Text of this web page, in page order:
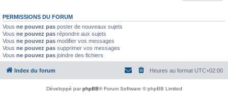
PERMISSIONS DU FORUM
Vous ne pouvez pas poster de nouveaux sujets
Vous ne pouvez pas répondre aux sujets
Vous ne pouvez pas modifier vos messages
Vous ne pouvez pas supprimer vos messages
Vous ne pouvez pas joindre des fichiers
Index du forum Heures au format UTC+02:00
Développé parphpBB® Forum Software © phpBB Limited